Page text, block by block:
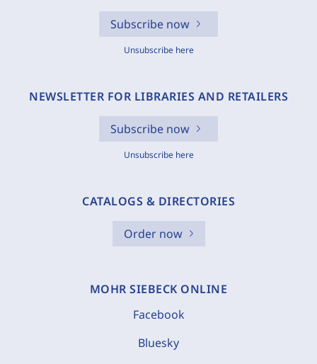
Subscribe now
Unsubscribe here
NEWSLETTER FOR LIBRARIES AND RETAILERS
Subscribe now
Unsubscribe here
CATALOGS & DIRECTORIES
Order now
MOHR SIEBECK ONLINE
Facebook
Bluesky